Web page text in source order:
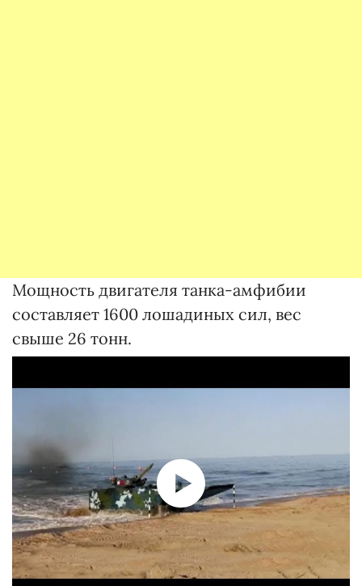
Мощность двигателя танка-амфибии
составляет 1600 лошадиных сил, вес
свыше 26 тонн.